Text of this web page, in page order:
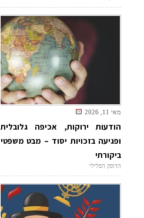
מאי 11, 2026
הודעות ירוקות, אכיפה גלובלית
ופגיעה בזכויות יסוד – מבט משפטי
ביקורתי
הדופק הפלילי